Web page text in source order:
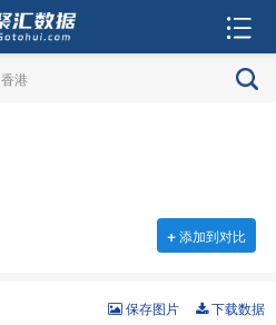
港
+添加到对比
下载数据
保存图片